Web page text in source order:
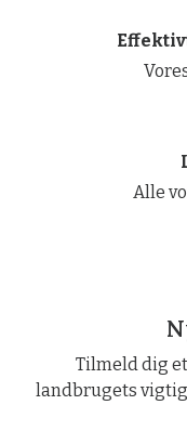
Alle
Tilmeld dig
landbrugets